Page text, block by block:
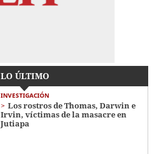
LO ÚLTIMO
INVESTIGACIÓN
Los rostros de Thomas, Darwin e
Irvin, víctimas de la masacre en
Jutiapa